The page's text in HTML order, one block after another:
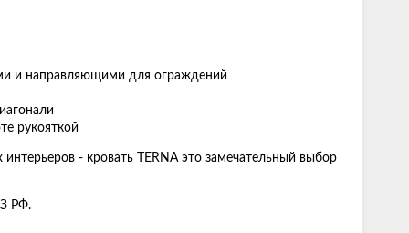
и направляющими для ограждений
рукояткой
- кровать TERNA это замечательный выбор
РФ.